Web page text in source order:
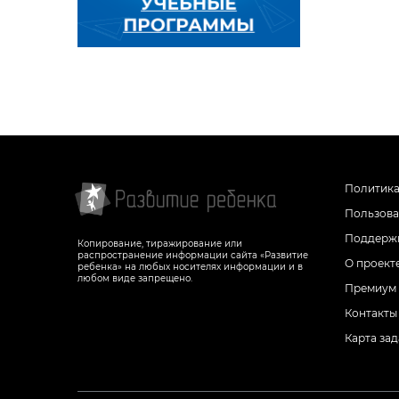
Буква Щ
Буква Ы
Копирование, тиражирование или
распространение информации сайта «Развитие
ребенка» на любых носителях информации и в
любом виде запрещено.
О
Премиум
Контакты
Карта